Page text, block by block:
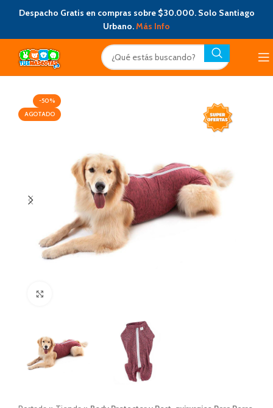
Despacho Gratis en compras sobre $30.000. Solo Santiago
Urbano.Más Info
-50%
AGOTADO